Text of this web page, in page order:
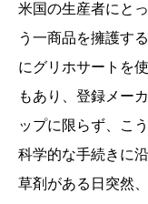
米国の生産者にと
う一商品を擁護す
にグリホサートを
もあり、登録メー
ップに限らず、こ
科学的な手続きに
草剤がある日突然